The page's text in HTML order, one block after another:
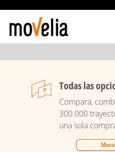
Todas las
Compara,
300.000
una sola